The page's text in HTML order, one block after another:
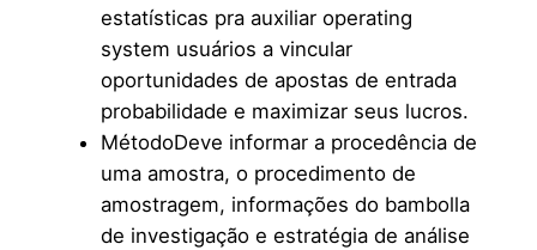
estatísticas pra auxiliar operating
system usuários a vincular
oportunidades de apostas de entrada
probabilidade e maximizar seus lucros.
MétodoDeve informar a procedência de
uma amostra, o procedimento de
amostragem, informações do bambolla
de investigação e estratégia de análise